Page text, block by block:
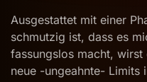
Ausgestattet mit einer
schmutzig ist, dass es
fassungslos macht,
neue -ungeahnte- Limits